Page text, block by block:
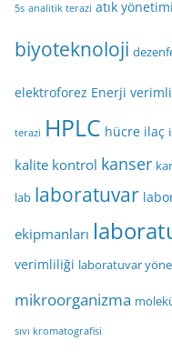
5s analitik terazi atık yönetimi
biyoteknoloji
elektroforez Enerji
terazi HPLC hücre ilaç
kalite kontrol kanser
lab laboratuvar
ekipmanları
verimliliği laboratuvar
mikroorganizma
sıvı kromatografisi